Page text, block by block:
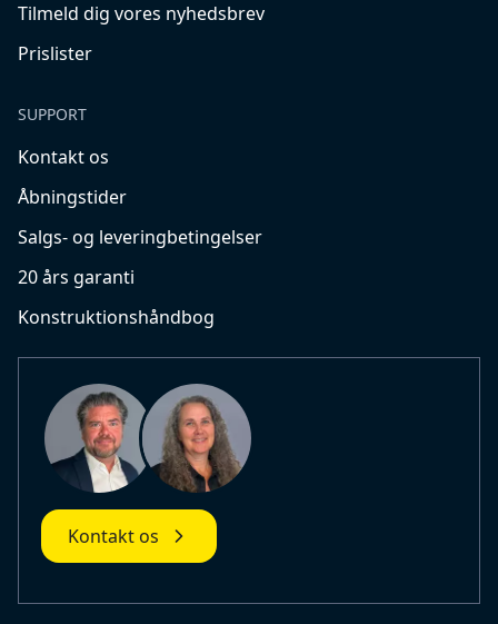
Tilmeld dig vores nyhedsbrev
Prislister
SUPPORT
Kontakt os
Åbningstider
Salgs- og leveringbetingelser
20 års garanti
Konstruktionshåndbog
Kontakt os